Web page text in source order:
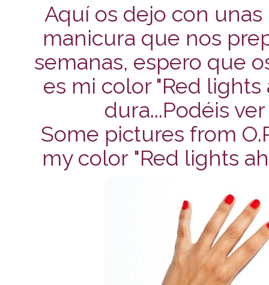
Aquí os dejo con
manicura que nos
semanas, espero que
es mi color "Red lights
dura...Podéis
Some pictures from
my color "Red lights